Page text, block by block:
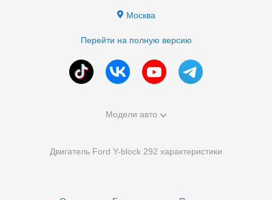
Москва
Перейти на полную версию
Модели авто
Двигатель Ford Y-block 292 характеристики